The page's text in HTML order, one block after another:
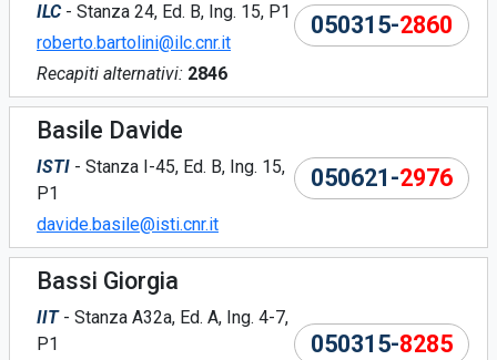
ILC- Stanza 24, Ed. B, Ing. 15, P1
roberto.bartolini@ilc.cnr.it
Recapiti alternativi: 2846
050315-2860
Basile Davide
ISTI - Stanza I-45, Ed. B, Ing. 15,
P1
davide.basile@isti.cnr.it
050621-2976
Bassi Giorgia
IIT- Stanza A32a, Ed. A, Ing. 4-7,
P1
050315-8285